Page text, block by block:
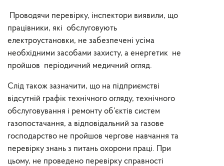
Проводячи перевірку, інспектори виявили, що
працівники, які обслуговують
електроустановки, не забезпечені усіма
необхідними засобами захисту, а енергетик не
пройшов періодичний медичний огляд.
Слід також зазначити, що на підприємстві
відсутній графік технічного огляду, технічного
обслуговування і ремонту об’єктів систем
газопостачання, а відповідальний за газове
господарство не пройшов чергове навчання та
перевірку знань з питань охорони праці. При
цьому, не проведено перевірку справності